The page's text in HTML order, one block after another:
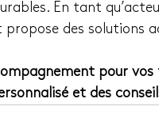
En tant
propose des
pour
et des